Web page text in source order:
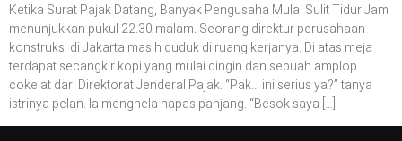
Ketika Surat Pajak Datang, Banyak Pengusaha Mulai Sulit Tidur Jam
menunjukkan pukul 22.30 malam. Seorang direktur perusahaan
konstruksi di Jakarta masih duduk di ruang kerjanya. Di atas meja
terdapat secangkir kopi yang mulai dingin dan sebuah amplop
cokelat dari Direktorat Jenderal Pajak. “Pak… ini serius ya?” tanya
istrinya pelan. Ia menghela napas panjang. “Besok saya […]